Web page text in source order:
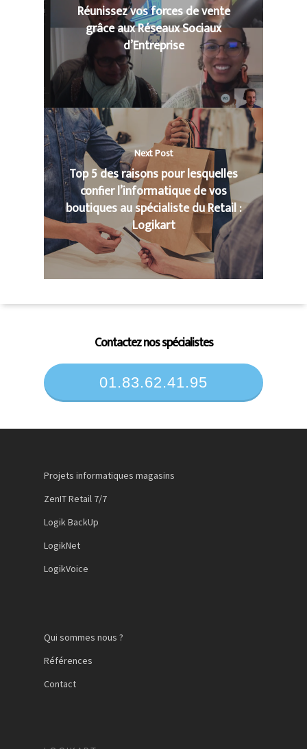
Réunissez vos forces de vente
grâce aux Réseaux Sociaux
d’Entreprise
Next Post
Top 5 des raisons pour lesquelles
confier l’informatique de vos
boutiques au spécialiste du Retail :
Logikart
Contactez nos spécialistes
01.83.62.41.95
Projets informatiques magasins
ZenIT Retail 7/7
Logik BackUp
LogikNet
LogikVoice
Qui sommes nous ?
Références
Contact